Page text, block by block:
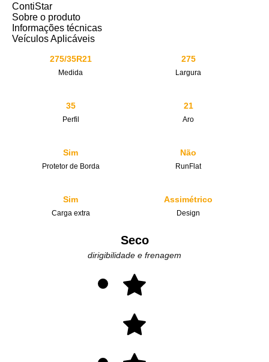
ContiStar
Sobre o produto
Informações técnicas
Veículos Aplicáveis
275/35R21
Medida
275
Largura
35
Perfil
21
Aro
Sim
Protetor de Borda
Não
RunFlat
Sim
Carga extra
Assimétrico
Design
Seco
dirigibilidade e frenagem